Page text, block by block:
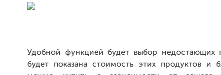
Удобной функцией будет выбор недостающих
будет показана стоимость этих продуктов и